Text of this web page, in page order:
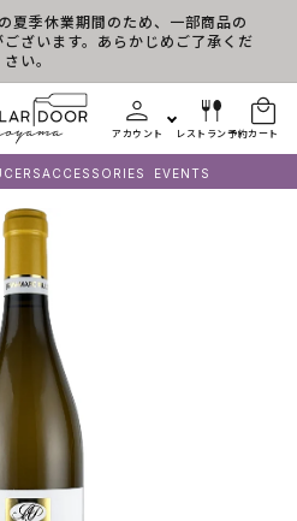
季休業期間のため、一部商品の
ざいます。あらかじめご了承くだ
さい。
アカウント レストラン予約カート
ACCESSORIES EVENTS